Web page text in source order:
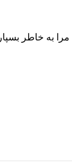
مرا به خاطر بسپار